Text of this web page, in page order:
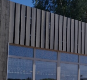
TŪRISMS
LV EN
Izgaršo
Visas vietas Ādažu